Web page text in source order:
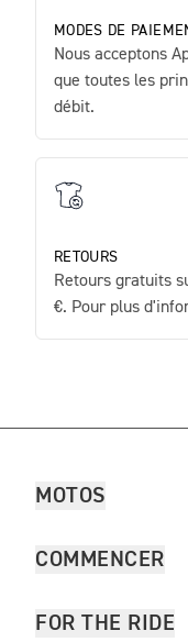
MODES DE
Nous acceptons
que toutes les
débit.
RETOURS
Retours gratuits
€. Pour plus
MOTOS
COMMENCER
FOR THE RIDE